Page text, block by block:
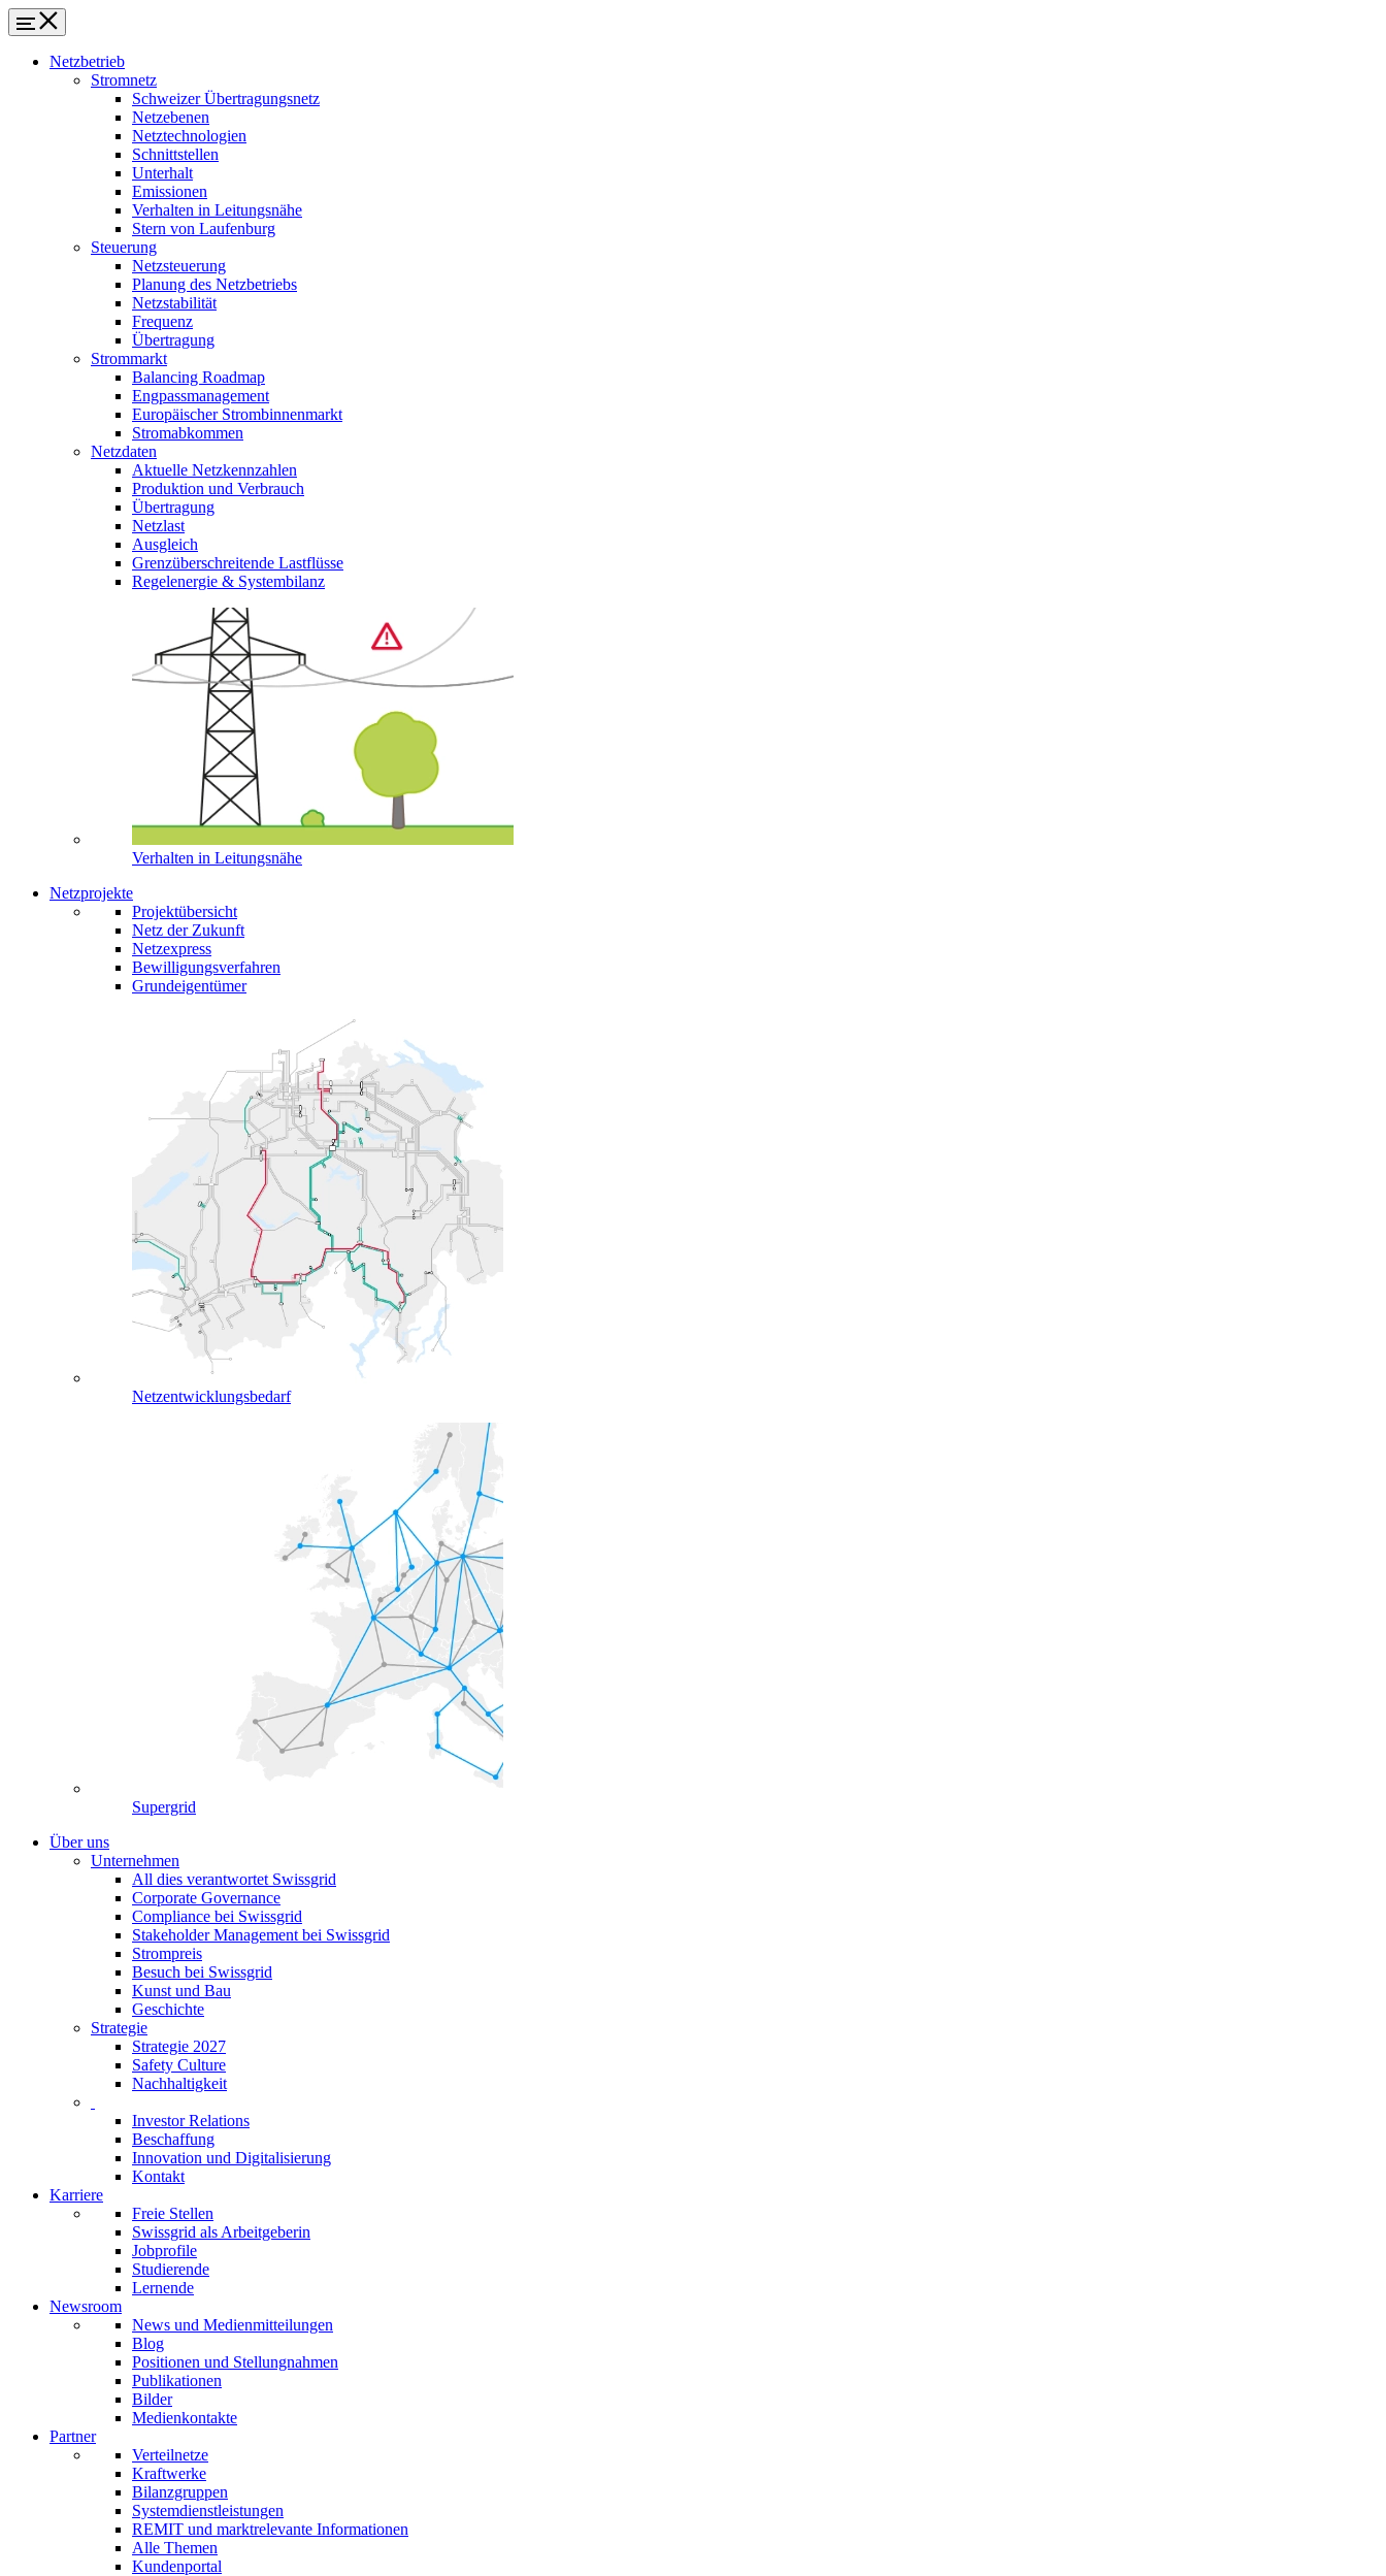
Netzbetrieb
Stromnetz
Schweizer Übertragungsnetz
Netzebenen
Netztechnologien
Schnittstellen
Unterhalt
Emissionen
Verhalten in Leitungsnähe
Stern von Laufenburg
Steuerung
Netzsteuerung
Planung des Netzbetriebs
Netzstabilität
Frequenz
Übertragung
Strommarkt
Balancing Roadmap
Engpassmanagement
Europäischer Strombinnenmarkt
Stromabkommen
Netzdaten
Aktuelle Netzkennzahlen
Produktion und Verbrauch
Übertragung
Netzlast
Ausgleich
Grenzüberschreitende Lastflüsse
Regelenergie & Systembilanz
Verhalten in Leitungsnähe
Netzprojekte
Projektübersicht
Netz der Zukunft
Netzexpress
Bewilligungsverfahren
Grundeigentümer
Netzentwicklungsbedarf
Supergrid
Über uns
Unternehmen
All dies verantwortet Swissgrid
Corporate Governance
Compliance bei Swissgrid
Stakeholder Management bei Swissgrid
Strompreis
Besuch bei Swissgrid
Kunst und Bau
Geschichte
Strategie
Strategie 2027
Safety Culture
Nachhaltigkeit
Investor Relations
Beschaffung
Innovation und Digitalisierung
Kontakt
Karriere
Freie Stellen
Swissgrid als Arbeitgeberin
Jobprofile
Studierende
Lernende
Newsroom
News und Medienmitteilungen
Blog
Positionen und Stellungnahmen
Publikationen
Bilder
Medienkontakte
Partner
Verteilnetze
Kraftwerke
Bilanzgruppen
Systemdienstleistungen
REMIT und marktrelevante Informationen
Alle Themen
Kundenportal